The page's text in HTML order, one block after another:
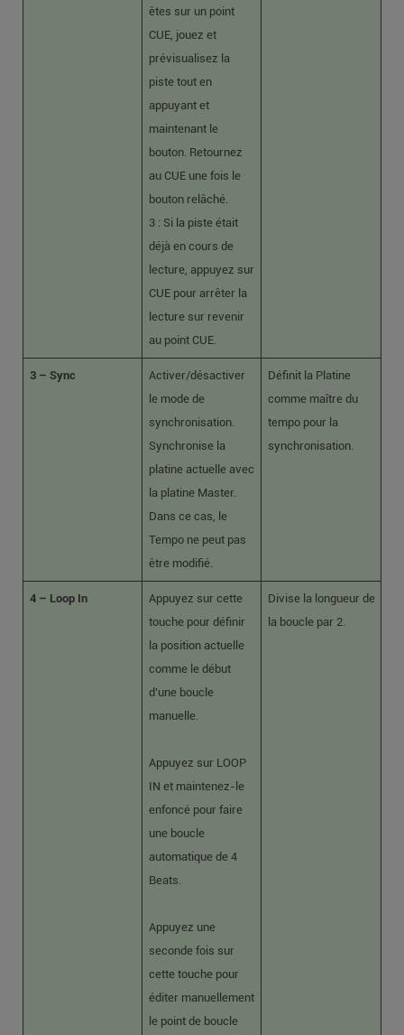
êtes sur un point
CUE, jouez et
prévisualisez la
piste tout en
appuyant et
maintenant le
bouton. Retournez
au CUE une fois le
bouton relâché.
3 : Si la piste était
déjà en cours de
lecture, appuyez sur
CUE pour arrêter la
lecture sur revenir
au point CUE.
3 – Sync
Activer/désactiver
le mode de
synchronisation.
Synchronise la
platine actuelle avec
la platine Master.
Dans ce cas, le
Tempo ne peut pas
être modifié.
Définit la Platine
comme maître du
tempo pour la
synchronisation.
4 – Loop In
Appuyez sur cette
touche pour définir
la position actuelle
comme le début
d’une boucle
manuelle.
Appuyez sur LOOP
IN et maintenez-le
enfoncé pour faire
une boucle
automatique de 4
Beats.
Appuyez une
seconde fois sur
cette touche pour
éditer manuellement
le point de boucle
Divise la longueur de
la boucle par 2.